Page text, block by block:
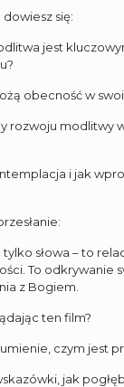
się:
jest
obecność w
rozwoju modlitwy
i jak
słowa – to
To odkrywanie
z Bogiem.
ten film?
czym jest
jak